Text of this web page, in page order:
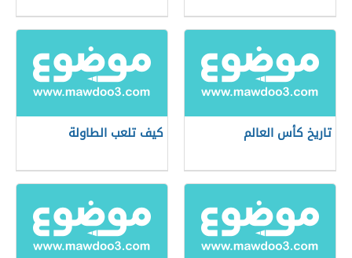
تاريخ كأس العالم كيف تلعب الطاولة